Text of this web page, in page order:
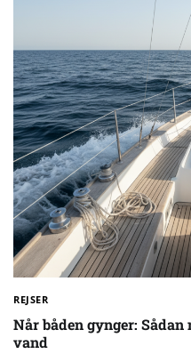
REJSER
Når båden gynger:
vand